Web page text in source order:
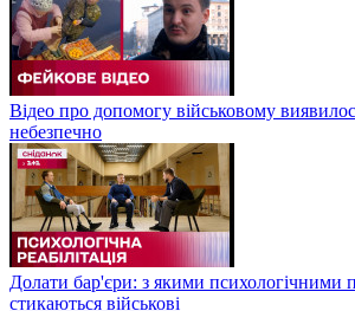
Відео про допомогу військовому
небезпечно
Долати бар'єри: з якими психологічними
стикаються військові